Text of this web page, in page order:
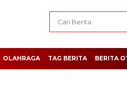
OLAHRAGA TAG BERITA BERITA